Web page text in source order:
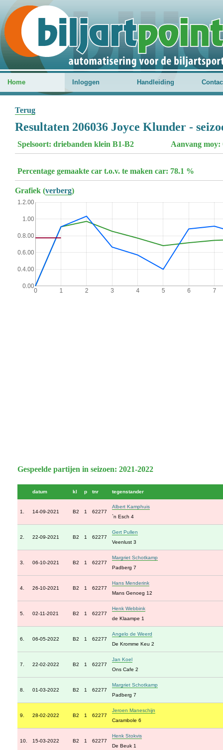
Home Inloggen Handleiding
Terug
Resultaten 206036 Joyce Klunder -
Spelsoort: driebanden klein B1-B2 Aanvang moy:
Percentage gemaakte car t.o.v. te maken car: 78.1 %
Grafiek (verberg)
Gespeelde partijen in seizoen: 2021-2022
datum kl p tnr tegenstander
1. 14-09-2021 B2 1 62277
Albert Kamphuis
`n Esch 4
2. 22-09-2021 B2 1 62277
Gert Pullen
Veenlust 3
3. 06-10-2021 B2 1 62277
Margriet Schotkamp
Padberg 7
4. 26-10-2021 B2 1 62277
Hans Menderink
Mans Genoeg 12
5. 02-11-2021 B2 1 62277
Henk Webbink
de Klaampe 1
6. 06-05-2022 B2 1 62277
Angelo de Weerd
De Kromme Keu 2
7. 22-02-2022 B2 1 62277
Jan Koel
Ons Cafe 2
8. 01-03-2022 B2 1 62277
Margriet Schotkamp
Padberg 7
9. 28-02-2022 B2 1 62277
Jeroen Maneschijn
Carambole 6
10. 15-03-2022 B2 1 62277
Henk Stokvis
De Beuk 1